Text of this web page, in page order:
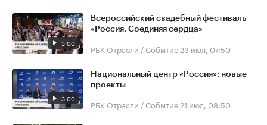
5:00
Всероссийский свадебный фестиваль
«Россия. Соединяя сердца»
РБК Отрасли / Событие 23 июл, 07:50
3:00
Национальный центр «Россия»: новые
проекты
РБК Отрасли / Событие 21 июл, 08:50